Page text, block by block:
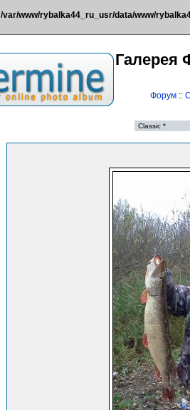
/var/www/rybalka44_ru_usr/data/www/
Галерея
Форум::